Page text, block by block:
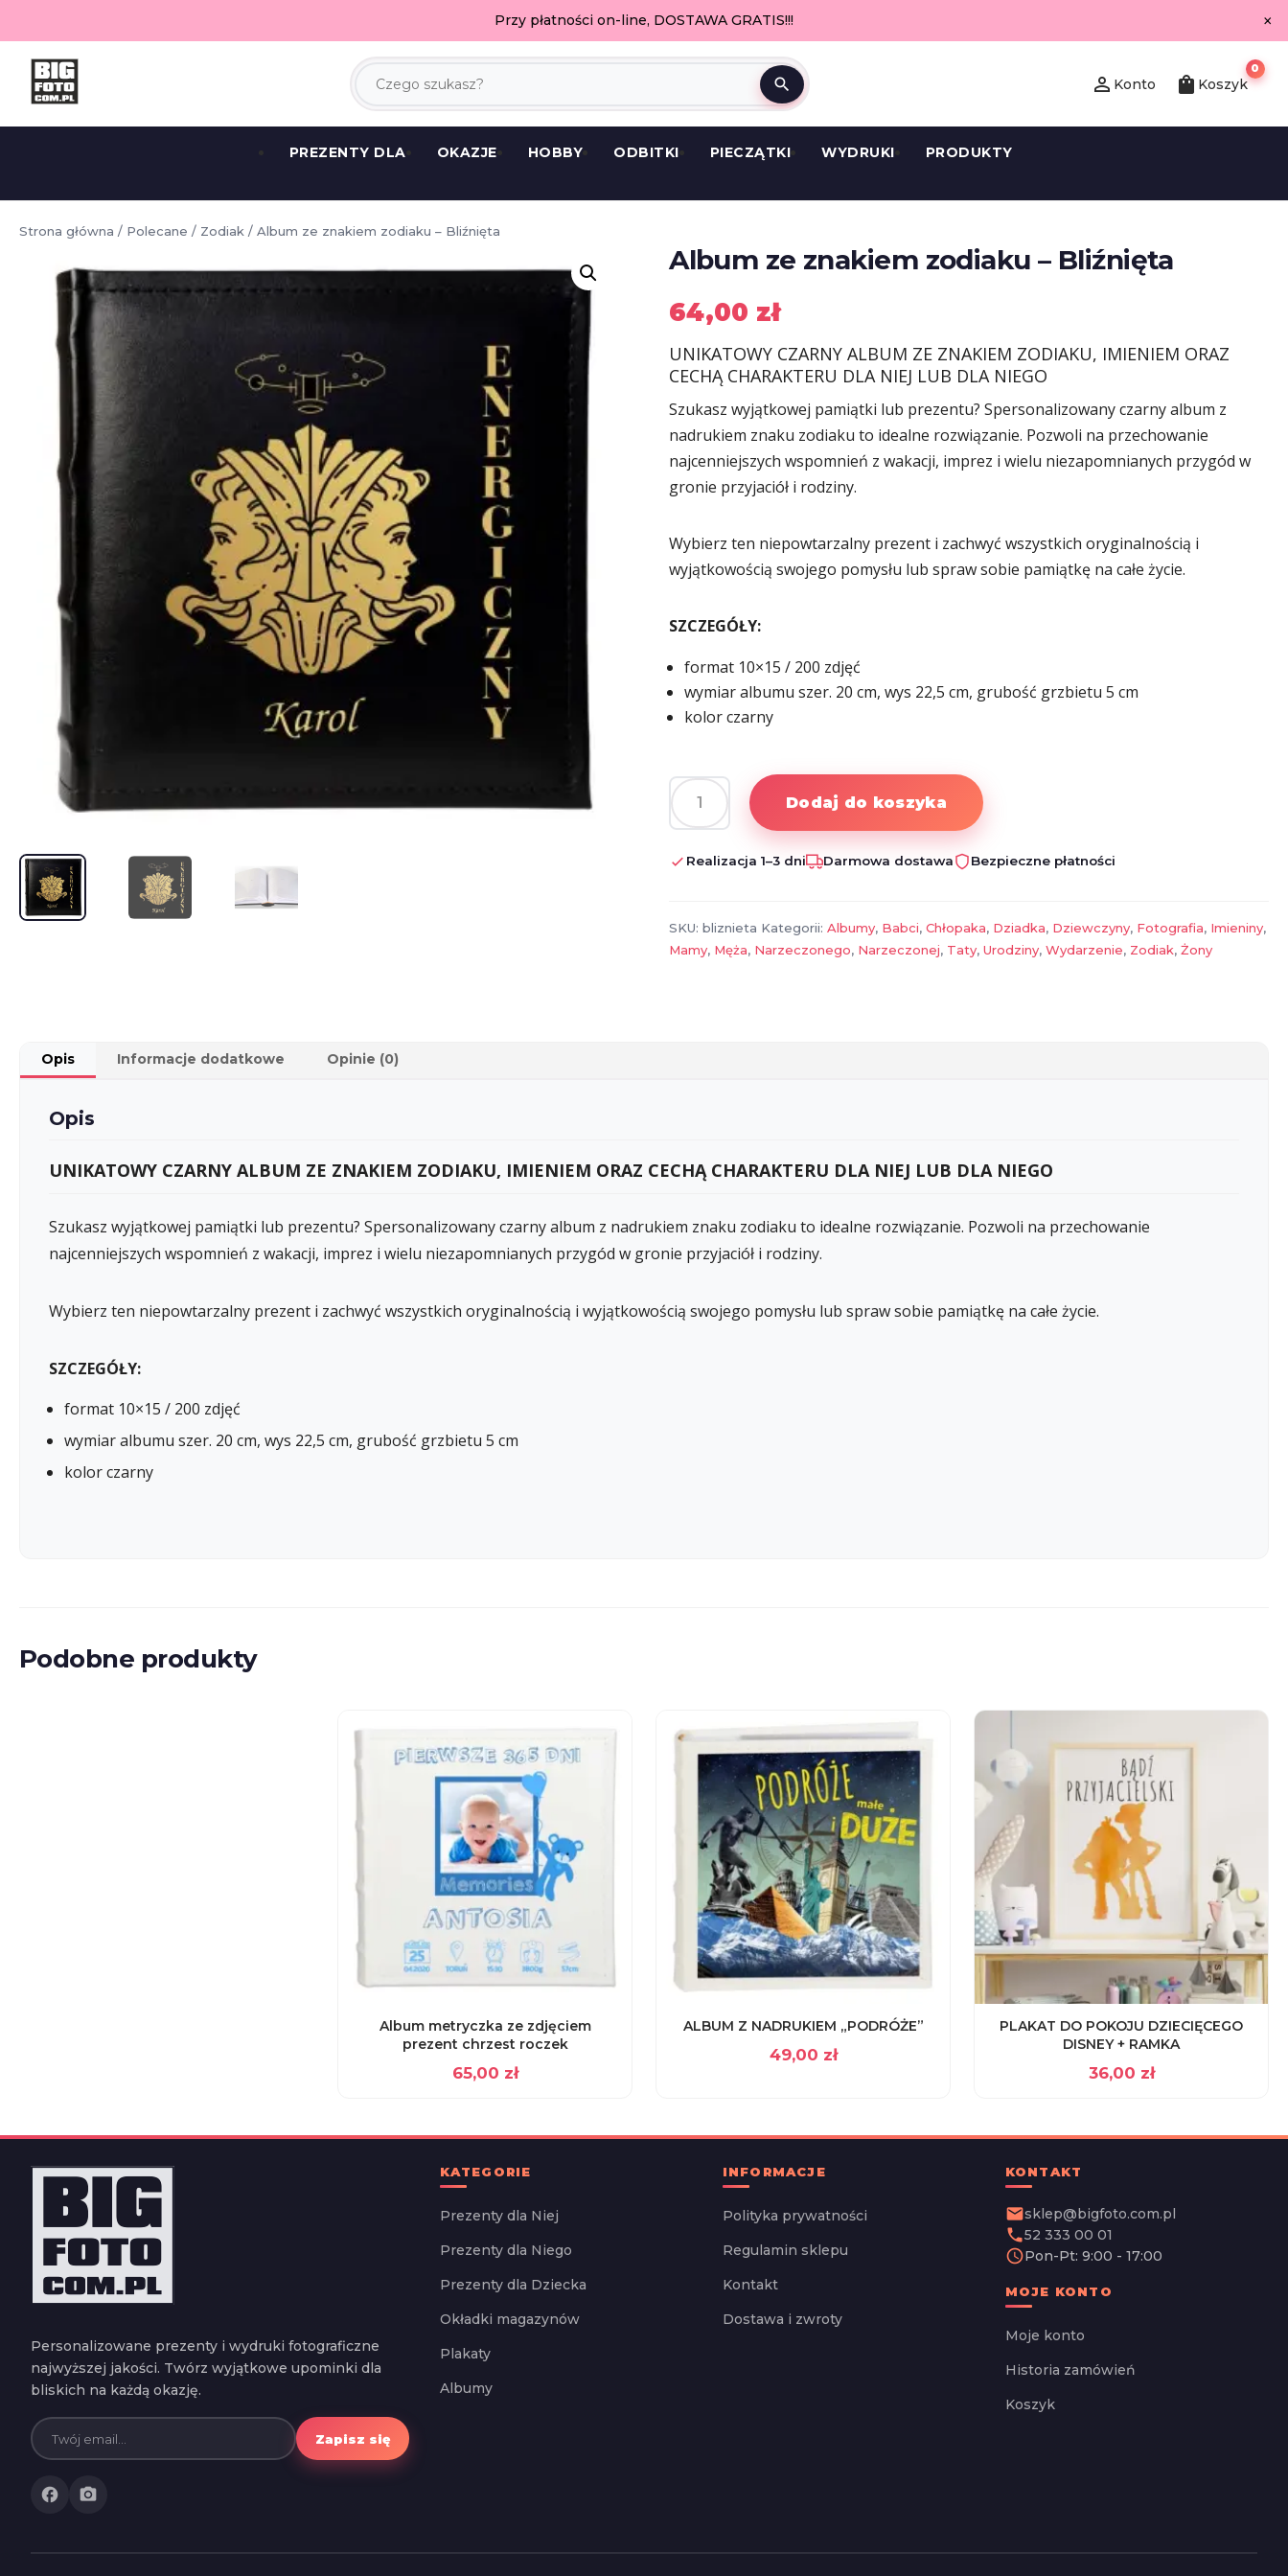
Przy płatności on-line, DOSTAWA GRATIS!!! ×
search person_outline Konto shopping_bag Koszyk
0
PREZENTY DLA OKAZJE HOBBY ODBITKI PIECZĄTKI WYDRUKI PRODUKTY
Strona główna / Polecane / Zodiak / Album ze znakiem zodiaku – Bliźnięta
Album ze znakiem zodiaku – Bliźnięta
64,00 zł
UNIKATOWY CZARNY ALBUM ZE ZNAKIEM ZODIAKU, IMIENIEM ORAZ
CECHĄ CHARAKTERU DLA NIEJ LUB DLA NIEGO
Szukasz wyjątkowej pamiątki lub prezentu? Spersonalizowany czarny album z
nadrukiem znaku zodiaku to idealne rozwiązanie. Pozwoli na przechowanie
najcenniejszych wspomnień z wakacji, imprez i wielu niezapomnianych przygód w
gronie przyjaciół i rodziny.
Wybierz ten niepowtarzalny prezent i zachwyć wszystkich oryginalnością i
wyjątkowością swojego pomysłu lub spraw sobie pamiątkę na całe życie.
SZCZEGÓŁY:
format 10×15 / 200 zdjęć
wymiar albumu szer. 20 cm, wys 22,5 cm, grubość grzbietu 5 cm
kolor czarny
ilość
Album
ze
-
Bliźnięta
Dodaj do koszyka
Realizacja 1–3 dni Darmowa dostawa Bezpieczne płatności
SKU:bliznieta Kategorii:Albumy, Babci,Chłopaka, Dziadka, Dziewczyny, Fotografia, Imieniny,
Mamy, Męża, Narzeczonego, Narzeczonej, Taty,Urodziny,Wydarzenie, Zodiak,Żony
Opis Informacje dodatkowe Opinie (0)
Opis
UNIKATOWY CZARNY ALBUM ZE ZNAKIEM ZODIAKU, IMIENIEM ORAZ CECHĄ CHARAKTERU DLA NIEJ LUB DLA NIEGO
Szukasz wyjątkowej pamiątki lub prezentu? Spersonalizowany czarny album z nadrukiem znaku zodiaku to idealne rozwiązanie. Pozwoli na przechowanie
najcenniejszych wspomnień z wakacji, imprez i wielu niezapomnianych przygód w gronie przyjaciół i rodziny.
Wybierz ten niepowtarzalny prezent i zachwyć wszystkich oryginalnością i wyjątkowością swojego pomysłu lub spraw sobie pamiątkę na całe życie.
SZCZEGÓŁY:
format 10×15 / 200 zdjęć
wymiar albumu szer. 20 cm, wys 22,5 cm, grubość grzbietu 5 cm
kolor czarny
Podobne produkty
Album metryczka ze zdjęciem
prezent chrzest roczek
65,00 zł
ALBUM Z NADRUKIEM „PODRÓŻE”
49,00 zł
PLAKAT DO POKOJU DZIECIĘCEGO
DISNEY + RAMKA
36,00 zł
Personalizowane prezenty i wydruki fotograficzne
najwyższej jakości. Twórz wyjątkowe upominki dla
bliskich na każdą okazję.
Zapisz się
facebook photo_camera
KATEGORIE
Prezenty dla Niej
Prezenty dla Niego
Prezenty dla Dziecka
Okładki magazynów
Plakaty
Albumy
INFORMACJE
Polityka prywatności
Regulamin sklepu
Kontakt
Dostawa i zwroty
KONTAKT
emailsklep@bigfoto.com.pl
phone52 333 00 01
schedulePon-Pt: 9:00 - 17:00
MOJE KONTO
Moje konto
Historia zamówień
Koszyk